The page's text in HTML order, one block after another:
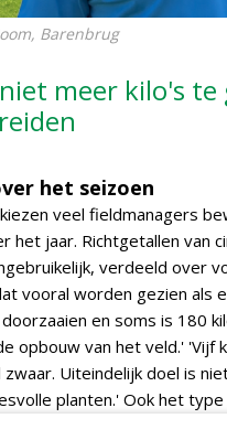
Barenbrug
meer kilo's
het seizoen
veel fieldmanagers
het jaar. Richtgetallen van
verdeeld over
vooral worden gezien als
en soms is 180
opbouw van het veld.' 'Vijf
Uiteindelijk doel is
planten.' Ook het
belast, vraagt